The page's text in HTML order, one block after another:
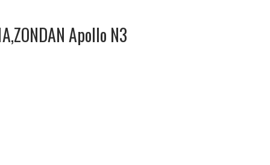
Apollo N3